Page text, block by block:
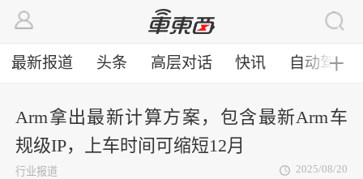
最新报道 头条 高层对话 快讯 自动驾驶
╋
Arm拿出最新计算方案，包含最新Arm车
规级IP，上车时间可缩短12月
行业报道 2025/08/20